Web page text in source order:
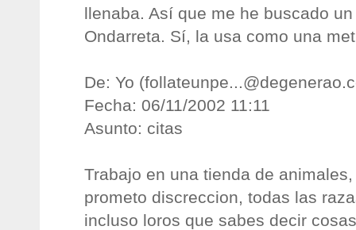
llenaba. Así que me he buscado
Ondarreta. Sí, la usa como una
De: Yo (
Fecha: 06/11/2002 11:11
Asunto: citas
Trabajo en una tienda de
prometo discreccion, todas las
incluso loros que sabes decir